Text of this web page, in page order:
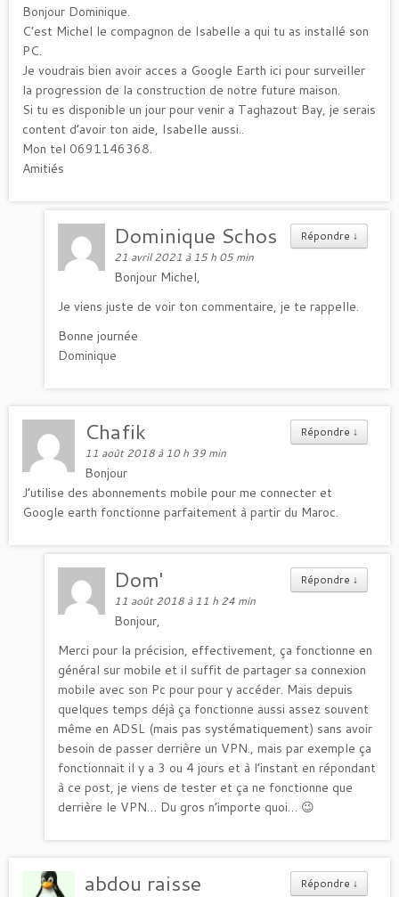
Bonjour Dominique.
C’est Michel le compagnon de Isabelle a qui tu as installé son
PC.
Je voudrais bien avoir acces a Google Earth ici pour surveiller
la progression de la construction de notre future maison.
Si tu es disponible un jour pour venir a Taghazout Bay, je serais
content d’avoir ton aide, Isabelle aussi..
Mon tel 0691146368.
Amitiés
Répondre ↓
Dominique Schos
21 avril 2021 à 15 h 05 min
Bonjour Michel,
Je viens juste de voir ton commentaire, je te rappelle.
Bonne journée
Dominique
Répondre ↓
Chafik
11 août 2018 à 10 h 39 min
Bonjour
J’utilise des abonnements mobile pour me connecter et
Google earth fonctionne parfaitement à partir du Maroc.
Répondre ↓
Dom'
11 août 2018 à 11 h 24 min
Bonjour,
Merci pour la précision, effectivement, ça fonctionne en
général sur mobile et il suffit de partager sa connexion
mobile avec son Pc pour pour y accéder. Mais depuis
quelques temps déjà ça fonctionne aussi assez souvent
même en ADSL (mais pas systématiquement) sans avoir
besoin de passer derrière un VPN., mais par exemple ça
fonctionnait il y a 3 ou 4 jours et à l’instant en répondant
à ce post, je viens de tester et ça ne fonctionne que
derrière le VPN… Du gros n’importe quoi… 😉
Répondre ↓
abdou raisse